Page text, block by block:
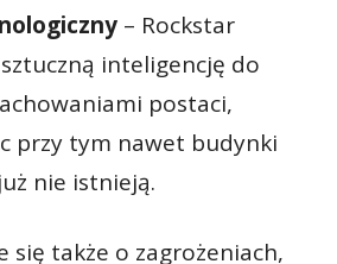
– Rockstar
inteligencję do
postaci,
przy tym nawet budynki
nie istnieją.
się także o zagrożeniach,